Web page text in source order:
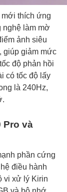
mới thích ứng
nghệ làm mờ
ảnh siêu
giúp giảm mức
độ phản hồi
có tốc độ lấy
là 240Hz,
Pro và
phần cứng
điều hành
vi xử lý Kirin